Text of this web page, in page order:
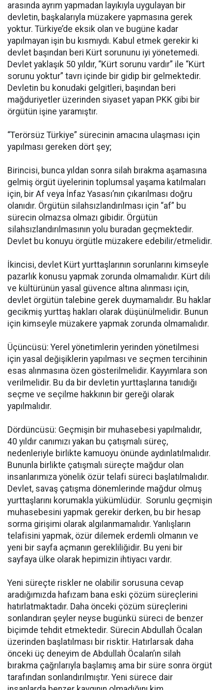
arasında ayrım yapmadan layıkıyla uygulayan bir
devletin, başkalarıyla müzakere yapmasına gerek
yoktur. Türkiye’de eksik olan ve bugüne kadar
yapılmayan işin bu kısmıydı. Kabul etmek gerekir ki
devlet başından beri Kürt sorununu iyi yönetemedi.
Devlet yaklaşık 50 yıldır, “Kürt sorunu vardır” ile “Kürt
sorunu yoktur” tavrı içinde bir gidip bir gelmektedir.
Devletin bu konudaki gelgitleri, başından beri
mağduriyetler üzerinden siyaset yapan PKK gibi bir
örgütün işine yaramıştır.
“Terörsüz Türkiye” sürecinin amacına ulaşması için
yapılması gereken dört şey;
Birincisi, bunca yıldan sonra silah bırakma aşamasına
gelmiş örgüt üyelerinin toplumsal yaşama katılmaları
için, bir Af veya İnfaz Yasası’nın çıkarılması doğru
olanıdır. Örgütün silahsızlandırılması için “af” bu
sürecin olmazsa olmazı gibidir. Örgütün
silahsızlandırılmasının yolu buradan geçmektedir.
Devlet bu konuyu örgütle müzakere edebilir/etmelidir.
İkincisi, devlet Kürt yurttaşlarının sorunlarını kimseyle
pazarlık konusu yapmak zorunda olmamalıdır. Kürt dili
ve kültürünün yasal güvence altına alınması için,
devlet örgütün talebine gerek duymamalıdır. Bu haklar
gecikmiş yurttaş hakları olarak düşünülmelidir. Bunun
için kimseyle müzakere yapmak zorunda olmamalıdır.
Üçüncüsü: Yerel yönetimlerin yerinden yönetilmesi
için yasal değişiklerin yapılması ve seçmen tercihinin
esas alınmasına özen gösterilmelidir. Kayyımlara son
verilmelidir. Bu da bir devletin yurttaşlarına tanıdığı
seçme ve seçilme hakkının bir gereği olarak
yapılmalıdır.
Dördüncüsü: Geçmişin bir muhasebesi yapılmalıdır,
40 yıldır canımızı yakan bu çatışmalı süreç,
nedenleriyle birlikte kamuoyu önünde aydınlatılmalıdır.
Bununla birlikte çatışmalı süreçte mağdur olan
insanlarımıza yönelik özür telafi süreci başlatılmalıdır.
Devlet, savaş çatışma dönemlerinde mağdur olmuş
yurttaşlarını korumakla yükümlüdür. Sorunlu geçmişin
muhasebesini yapmak gerekir derken, bu bir hesap
sorma girişimi olarak algılanmamalıdır. Yanlışların
telafisini yapmak, özür dilemek erdemli olmanın ve
yeni bir sayfa açmanın gerekliliğidir. Bu yeni bir
sayfaya ülke olarak hepimizin ihtiyacı vardır.
Yeni süreçte riskler ne olabilir sorusuna cevap
aradığımızda hafızam bana eski çözüm süreçlerini
hatırlatmaktadır. Daha önceki çözüm süreçlerini
sonlandıran şeyler neyse bugünkü süreci de benzer
biçimde tehdit etmektedir. Sürecin Abdullah Öcalan
üzerinden başlatılması bir risktir. Hatırlarsak daha
önceki üç deneyim de Abdullah Öcalan’ın silah
bırakma çağrılarıyla başlamış ama bir süre sonra örgüt
tarafından sonlandırılmıştır. Yeni sürece dair